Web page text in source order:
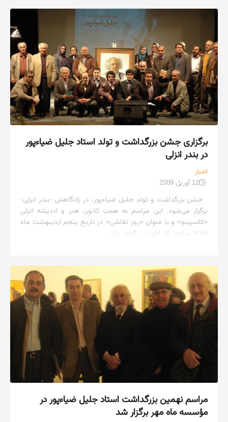
برگزاری جشن بزرگداشت و تولد استاد جلیل ضیاءپور
در بندر انزلی
اخبار
12 آوریل 2009
جشن بزرگداشت و تولد جلیل ضیاءپور، در زادگاهش -بندر انزلی-
برگزار می‌شود. این مراسم به همت کانون هنر و اندیشه انزلی
«کاسپینو» و با عنوان «روز نقاشی» در تاریخ پنجم اردیبهشت ماه
۱۳۸۸ ساعت ۱۹، اجرا می گردد. برای...
مراسم نهمین بزرگداشت استاد جلیل ضیاءپور در
مؤسسه ماه مهر برگزار شد